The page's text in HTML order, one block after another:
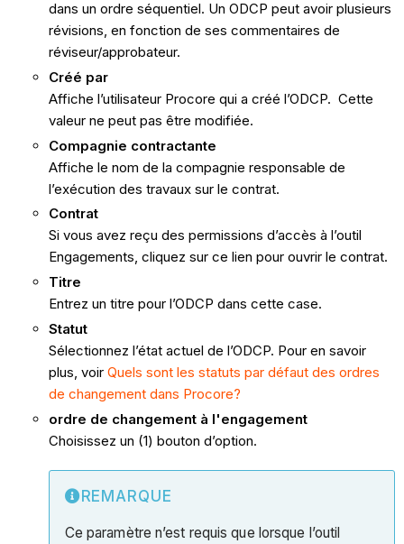
dans un ordre séquentiel. Un ODCP peut avoir plusieurs
révisions, en fonction de ses commentaires de
réviseur/approbateur.
Créé par
Affiche l’utilisateur Procore qui a créé l’ODCP. Cette
valeur ne peut pas être modifiée.
Compagnie contractante
Affiche le nom de la compagnie responsable de
l’exécution des travaux sur le contrat.
Contrat
Si vous avez reçu des permissions d’accès à l’outil
Engagements, cliquez sur ce lien pour ouvrir le contrat.
Titre
Entrez un titre pour l’ODCP dans cette case.
Statut
Sélectionnez l’état actuel de l’ODCP. Pour en savoir
plus, voir Quels sont les statuts par défaut des ordres
de changement dans Procore?
ordre de changement à l'engagement
Choisissez un (1) bouton d’option.
REMARQUE
Ce paramètre n’est requis que lorsque l’outil